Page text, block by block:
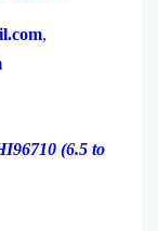
,
(6.5 to